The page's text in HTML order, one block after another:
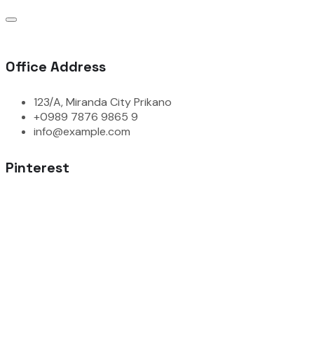
Office Address
123/A, Miranda City Prikano
+0989 7876 9865 9
info@example.com
Pinterest